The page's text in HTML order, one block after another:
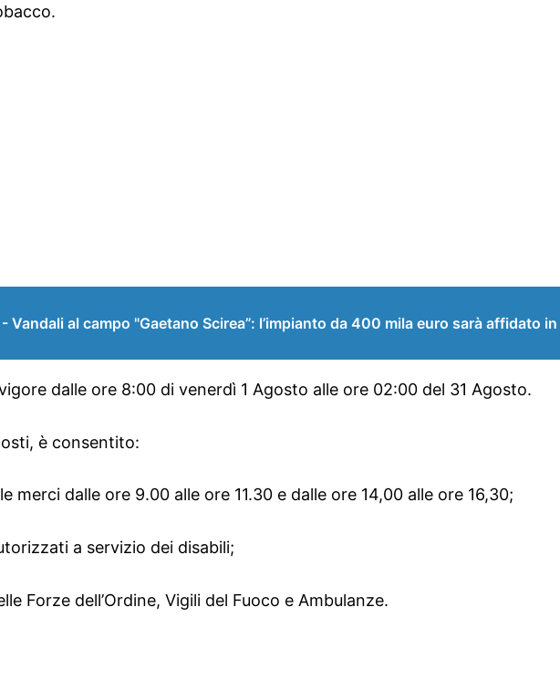
- Vandali al campo "Gaetano Scirea”: l’impianto da 400 mila euro sarà affidato
dalle ore 8:00 di venerdì 1 Agosto alle ore 02:00 del 31 Agosto.
è consentito:
merci dalle ore 9.00 alle ore 11.30 e dalle ore 14,00 alle ore 16,30;
a servizio dei disabili;
Forze dell’Ordine, Vigili del Fuoco e Ambulanze.